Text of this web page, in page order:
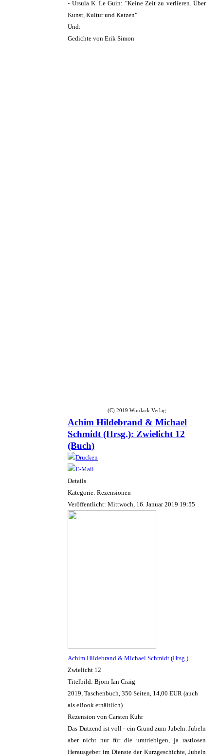
- Ursula K. Le Guin: "Keine Zeit zu verlieren. Über
Kunst, Kultur und Katzen"
Und:
Gedichte von Erik Simon
(C) 2019 Wurdack Verlag
Achim Hildebrand & Michael
Schmidt (Hrsg.): Zwielicht 12
(Buch)
Details
Kategorie: Rezensionen
Veröffentlicht: Mittwoch, 16. Januar 2019 19:55
Achim Hildebrand & Michael Schmidt (Hrsg.)
Zwielicht 12
Titelbild: Björn Ian Craig
2019, Taschenbuch, 350 Seiten, 14,00 EUR (auch
als eBook erhältlich)
Rezension von Carsten Kuhr
Das Dutzend ist voll - ein Grund zum Jubeln. Jubeln
aber nicht nur für die umtriebigen, ja rastlosen
Herausgeber im Dienste der Kurzgeschichte, Jubeln